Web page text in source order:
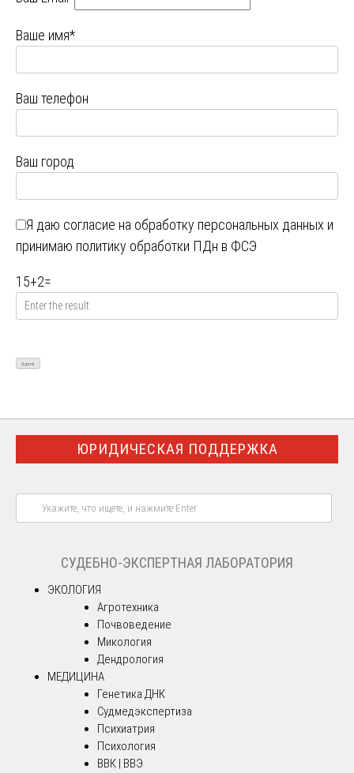
Ваше имя*
Ваш телефон
Ваш город
Я даю согласие на обработку персональных данных и
принимаю политику обработки ПДн в ФСЭ
15+2=
ЮРИДИЧЕСКАЯ ПОДДЕРЖКА
СУДЕБНО-ЭКСПЕРТНАЯ ЛАБОРАТОРИЯ
ЭКОЛОГИЯ
Агротехника
Почвоведение
Микология
Дендрология
МЕДИЦИНА
Генетика ДНК
Судмедэкспертиза
Психиатрия
Психология
ВВК | ВВЭ